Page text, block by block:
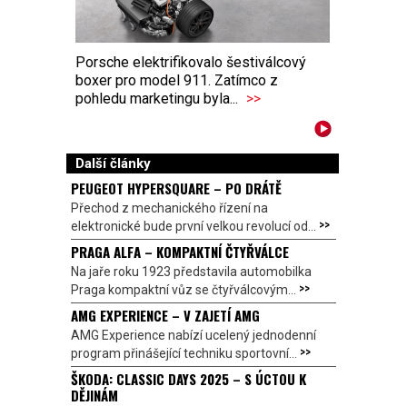
Porsche elektrifikovalo šestiválcový
boxer pro model 911. Zatímco z
pohledu marketingu byla... >>
Další články
PEUGEOT HYPERSQUARE – PO DRÁTĚ
Přechod z mechanického řízení na
elektronické bude první velkou revolucí od... >>
PRAGA ALFA – KOMPAKTNÍ ČTYŘVÁLCE
Na jaře roku 1923 představila automobilka
Praga kompaktní vůz se čtyřválcovým... >>
AMG EXPERIENCE – V ZAJETÍ AMG
AMG Experience nabízí ucelený jednodenní
program přinášející techniku sportovní... >>
ŠKODA: CLASSIC DAYS 2025 – S ÚCTOU K
DĚJINÁM